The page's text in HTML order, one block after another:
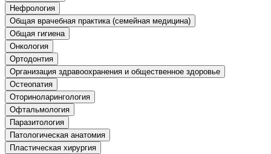
Ядерная энергетика и технологии
Культура и спорт
Физкультура и спорт
Сервис и туризм
Изобразительное и прикладные виды
искусств
Нефрология
Общая врачебная практика (семейная медицина)
Общая гигиена
Онкология
Ортодонтия
Организация здравоохранения и общественное здоровье
Остеопатия
Оториноларингология
Офтальмология
Паразитология
Патологическая анатомия
Пластическая хирургия